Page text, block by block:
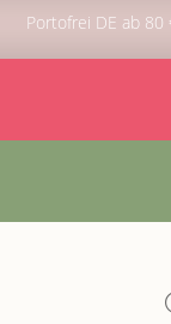
Portofrei DE ab